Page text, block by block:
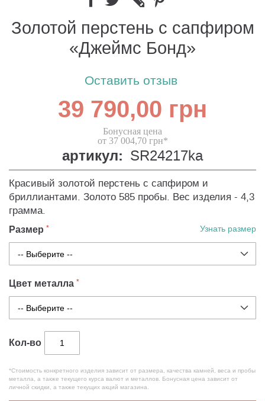
Золотой перстень с сапфиром
«Джеймс Бонд»
Оставить отзыв
39 790,00 грн
Бонусная цена
от 37 004,70 грн*
артикул: SR24217ka
Красивый золотой перстень с сапфиром и
бриллиантами. Золото 585 пробы. Вес изделия - 4,3
грамма.
Размер Узнать размер
Цвет металла
Кол-во
*Стоимость конкретного изделия зависит от размера, качества камней, веса и пробы
металла, а также текущего курса валют и металлов. Бонусная цена зависит от
личной скидки, а также текущих акций магазина.